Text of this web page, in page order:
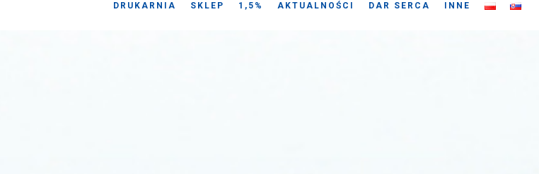
DRUKARNIA SKLEP 1,5% AKTUALNOŚCI DAR SERCA INNE